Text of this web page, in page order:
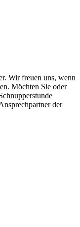
Wir freuen uns, wenn
Möchten Sie oder
der